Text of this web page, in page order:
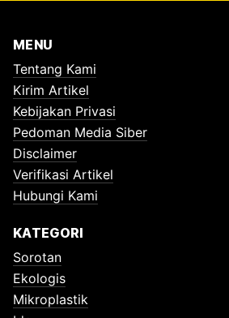
MENU
Tentang Kami
Kirim Artikel
Kebijakan Privasi
Pedoman Media Siber
Disclaimer
Verifikasi Artikel
Hubungi Kami
KATEGORI
Sorotan
Ekologis
Mikroplastik